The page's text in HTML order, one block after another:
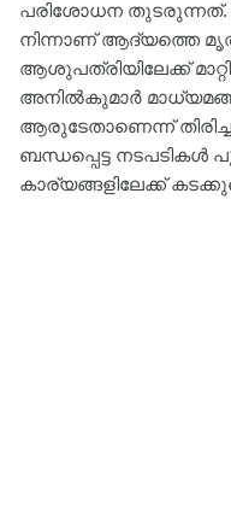
പരിശോധന തുടരുന്നത്.
നിന്നാണ് ആദ്യത്തെ
ആശുപത്രിയിലേക്ക്
അനില്‍കുമാര്‍
ആരുടേതാണെന്ന്
ബന്ധപ്പെട്ട നടപടികൾ
കാര്യങ്ങളിലേക്ക്